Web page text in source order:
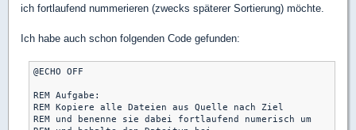
ich fortlaufend nummerieren (zwecks späterer Sortierung) möchte.
Ich habe auch schon folgenden Code gefunden:
@ECHO OFF
REM Aufgabe:
REM Kopiere alle Dateien aus Quelle nach Ziel
REM und benenne sie dabei fortlaufend numerisch um